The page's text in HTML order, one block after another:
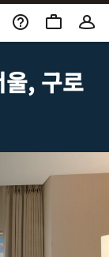
, 구로